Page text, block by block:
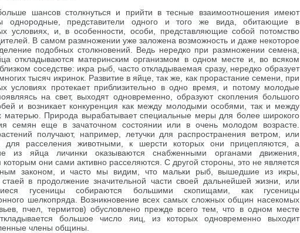
шансов столкнуться и прийти в тесные взаимоотношения имеют
однородные, представители одного и того же вида, обитающие в
условиях, и, в особенности, особи, представляющие собой потомство
В самом размножении уже заложена возможность и даже некоторое
подобных столкновений. Ведь нередко при размножении семена,
откладываются материнским организмом в одном месте и, во всяком
соседстве: икра рыб, часто откладываемая сразу, нередко образует
тысяч икринок. Развитие в яйце, так же, как прорастание семени, при
условиях протекает приблизительно в одно время, и потому молодые
на свет, выходят одновременно, образуют скопления большого
и возникает конкуренция как между молодыми особями, так и между
матерью. Природа вырабатывает специальные меры для более широкого
семян еще в зачаточном состоянии или в очень молодом возрасте.
получают, например, летучки для распространения ветром, или
для расселения животными, к шерсти которых они прицепляются, а
из яйца личинки оказываются снабженными органами движения,
которым они сами активно расселяются. С другой стороны, это не является
законом, и часто мы видим, что мальки рыб, вышедшие из икры,
стаей в продолжение значительной части своей дальнейшей жизни, или
гусеницы собираются большими скопищами, как гусеницы
шелкопряда. Возникновение всех самых сложных общин насекомых
пчел, термитов) обусловлено прежде всего тем, что в одном месте
большое число яиц, из которых одновременно выходит
члены общины.